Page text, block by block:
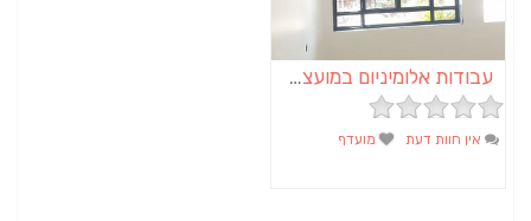
עבודות אלומיניום במועצה אזורית אשכול | בעוטף עזה
אין חוות דעת מועדף